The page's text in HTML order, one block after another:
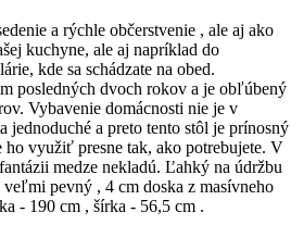
a rýchle občerstvenie , ale aj ako
kuchyne, ale aj napríklad do
kde sa schádzate na obed.
posledných dvoch rokov a je obľúbený
Vybavenie domácnosti nie je v
jednoduché a preto tento stôl je prínosný
ho využiť presne tak, ako potrebujete. V
medze nekladú. Ľahký na údržbu
pevný , 4 cm doska z masívneho
- 190 cm , šírka - 56,5 cm .